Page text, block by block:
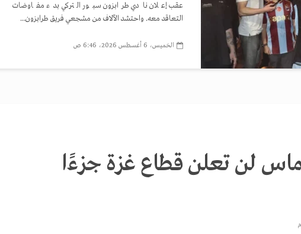
عقب إعلان نادي طرابزون سبور التركي بدء مفاوضات
التعاقد معه. واحتشد الآلاف من مشجعي فريق طرابزون...
الخميس، 6 أغسطس 2026، 6:46 ص
لن تعلن قطاع غزة جزءًا